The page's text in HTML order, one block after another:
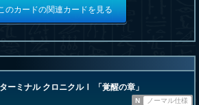
のカードの関連カードを見る
ーミナル クロニクルⅠ 「覚醒の章」
N
ノーマル仕様